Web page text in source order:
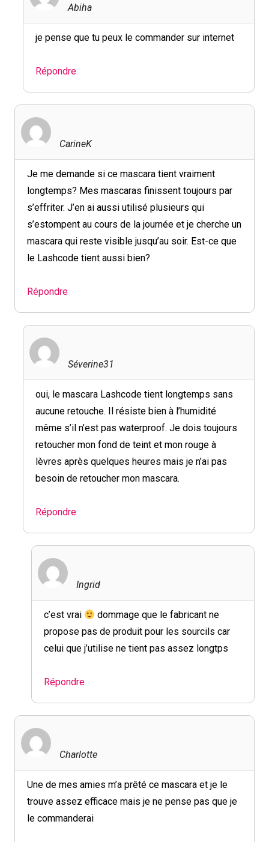
Abiha
je pense que tu peux le commander sur internet
Répondre
CarineK
Je me demande si ce mascara tient vraiment
longtemps? Mes mascaras finissent toujours par
s’effriter. J’en ai aussi utilisé plusieurs qui
s’estompent au cours de la journée et je cherche un
mascara qui reste visible jusqu’au soir. Est-ce que
le Lashcode tient aussi bien?
Répondre
Séverine31
oui, le mascara Lashcode tient longtemps sans
aucune retouche. Il résiste bien à l’humidité
même s’il n’est pas waterproof. Je dois toujours
retoucher mon fond de teint et mon rouge à
lèvres après quelques heures mais je n’ai pas
besoin de retoucher mon mascara.
Répondre
Ingrid
c’est vrai
dommage que le fabricant ne
propose pas de produit pour les sourcils car
celui que j’utilise ne tient pas assez longtps
Répondre
Charlotte
Une de mes amies m’a prêté ce mascara et je le
trouve assez efficace mais je ne pense pas que je
le commanderai